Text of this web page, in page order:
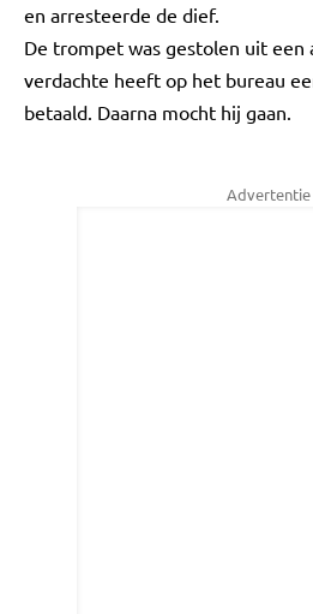
en arresteerde de dief.
De trompet was gestolen uit een
verdachte heeft op het bureau
betaald. Daarna mocht hij gaan.
Advertentie